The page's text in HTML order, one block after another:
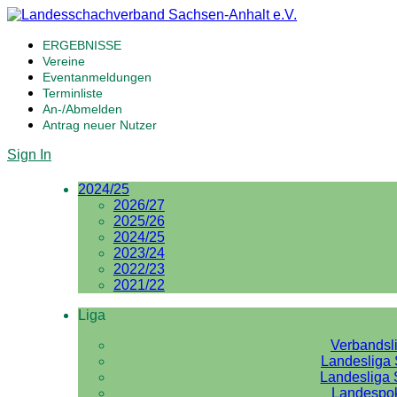
ERGEBNISSE
Vereine
Eventanmeldungen
Terminliste
An-/Abmelden
Antrag neuer Nutzer
Sign In
2024/25
2026/27
2025/26
2024/25
2023/24
2022/23
2021/22
Liga
Landesliga
Landesliga